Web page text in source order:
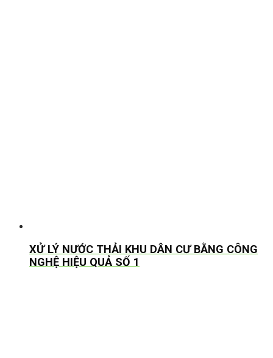
XỬ LÝ NƯỚC THẢI KHU DÂN CƯ BẰNG CÔNG
NGHỆ HIỆU QUẢ SỐ 1